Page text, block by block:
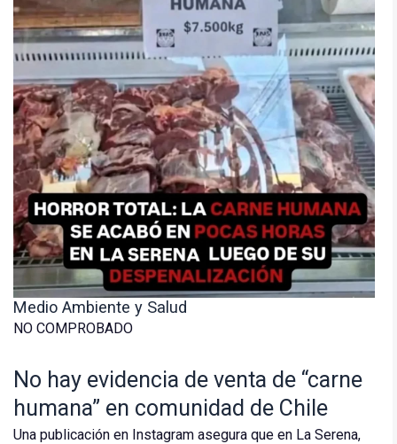
Medio Ambiente y Salud
NO COMPROBADO
No hay evidencia de venta de “carne
humana” en comunidad de Chile
Una publicación en Instagram asegura que en La Serena,